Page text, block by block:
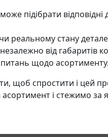
підібрати
реальному стану
від габаритів
питань щодо асортименту.
спростити і цей
і стежимо за